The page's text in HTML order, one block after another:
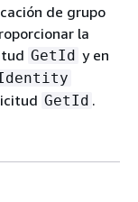
de grupo
la
GetId y en
GetId .